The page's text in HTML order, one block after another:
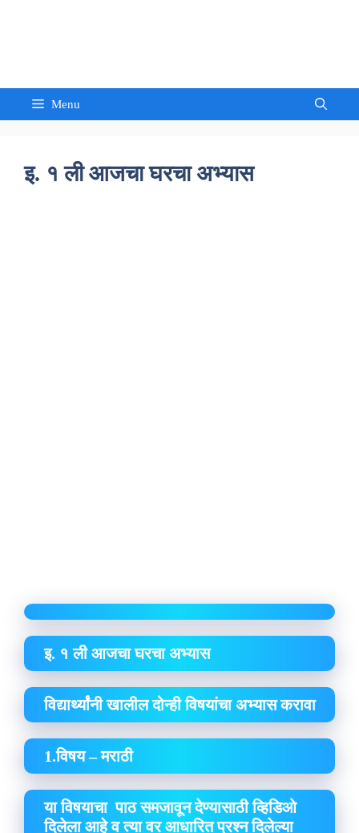
Menu
इ. १ ली आजचा घरचा अभ्यास
इ. १ ली आजचा घरचा अभ्यास
विद्यार्थ्यांनी खालील दोन्ही विषयांचा अभ्यास करावा
1.विषय – मराठी
या विषयाचा पाठ समजावून देण्यासाठी व्हिडिओ
दिलेला आहे व त्या वर आधारित प्रश्न दिलेल्या